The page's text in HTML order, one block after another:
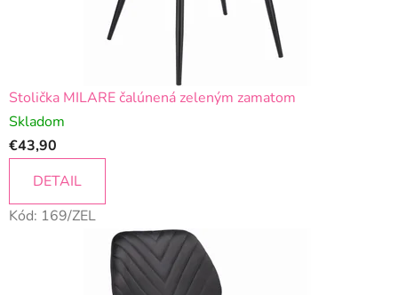
Stolička MILARE čalúnená zeleným zamatom
Skladom
€43,90
DETAIL
Kód: 169/ZEL